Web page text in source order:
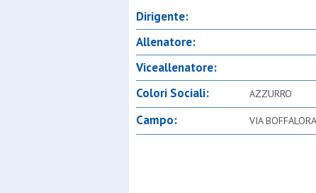
Dirigente:
Allenatore:
Viceallenatore:
Colori Sociali:
AZZURRO
Campo: VIA